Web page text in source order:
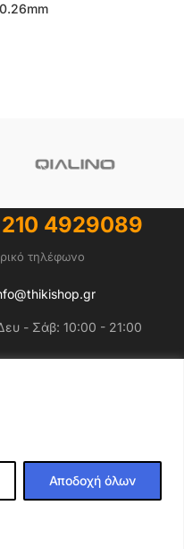
Αποδοχή όλων
210 4929089
τηλέφωνο
- Σάβ: 10:00 - 21:00